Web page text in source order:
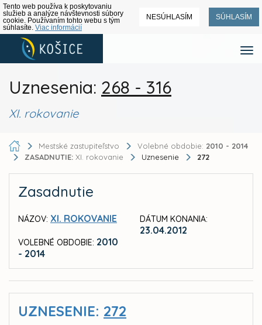
Tento web používa k poskytovaniu
služieb a analýze návštevnosti súbory
cookie. Používaním tohto webu s tým
súhlasíte. Viac informácií
NESÚHLASÍM SÚHLASÍM
Uznesenia: 268 - 316
XI. rokovanie
Mestské zastupiteľstvo Volebné obdobie: 2010 - 2014
ZASADNUTIE: XI. rokovanie Uznesenie 272
Zasadnutie
NÁZOV: XI. ROKOVANIE
VOLEBNÉ OBDOBIE: 2010
- 2014
DÁTUM KONANIA:
23.04.2012
UZNESENIE: 272